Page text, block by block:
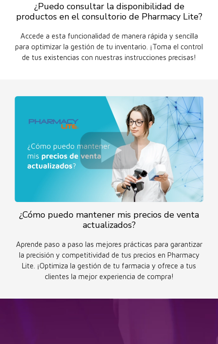
¿Puedo consultar la disponibilidad de
productos en el consultorio de Pharmacy Lite?
Accede a esta funcionalidad de manera rápida y sencilla
para optimizar la gestión de tu inventario. ¡Toma el control
de tus existencias con nuestras instrucciones precisas!
¿Cómo puedo mantener mis precios de venta
actualizados?
Aprende paso a paso las mejores prácticas para garantizar
la precisión y competitividad de tus precios en Pharmacy
Lite. ¡Optimiza la gestión de tu farmacia y ofrece a tus
clientes la mejor experiencia de compra!